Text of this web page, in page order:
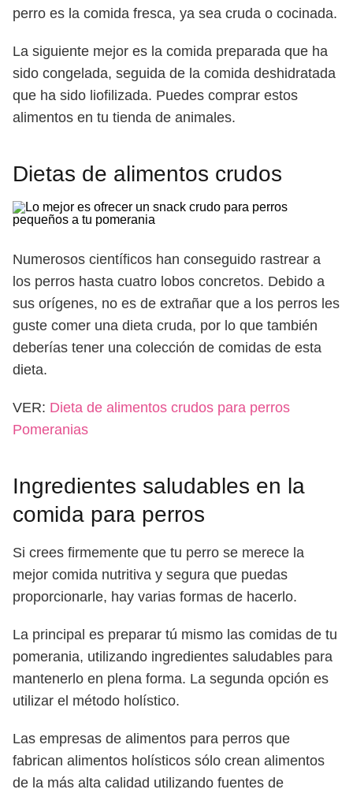
perro es la comida fresca, ya sea cruda o cocinada.
La siguiente mejor es la comida preparada que ha
sido congelada, seguida de la comida deshidratada
que ha sido liofilizada. Puedes comprar estos
alimentos en tu tienda de animales.
Dietas de alimentos crudos
Numerosos científicos han conseguido rastrear a
los perros hasta cuatro lobos concretos. Debido a
sus orígenes, no es de extrañar que a los perros les
guste comer una dieta cruda, por lo que también
deberías tener una colección de comidas de esta
dieta.
VER: Dieta de alimentos crudos para perros
Pomeranias
Ingredientes saludables en la
comida para perros
Si crees firmemente que tu perro se merece la
mejor comida nutritiva y segura que puedas
proporcionarle, hay varias formas de hacerlo.
La principal es preparar tú mismo las comidas de tu
pomerania, utilizando ingredientes saludables para
mantenerlo en plena forma. La segunda opción es
utilizar el método holístico.
Las empresas de alimentos para perros que
fabrican alimentos holísticos sólo crean alimentos
de la más alta calidad utilizando fuentes de